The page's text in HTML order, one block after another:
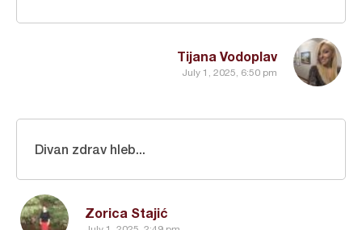
Tijana Vodoplav
July 1, 2025, 6:50 pm
Zorica Stajić
Divan zdrav hleb...